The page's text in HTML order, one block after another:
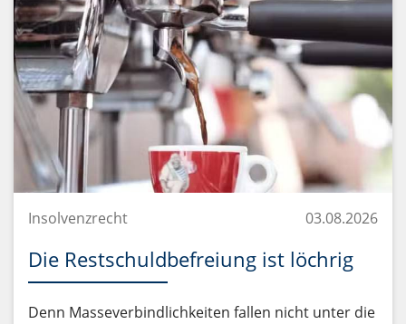
Insolvenzrecht 03.08.2026
Die Restschuldbefreiung ist löchrig
Denn Masseverbindlichkeiten fallen nicht unter die